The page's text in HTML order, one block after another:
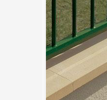
MC Couvreur
ont besoins d’un bon
Notre entreprise MC
en main tous travaux de
normes. Pour cela, nous nous
méthode de nettoyage
sera débarrassé de toutes